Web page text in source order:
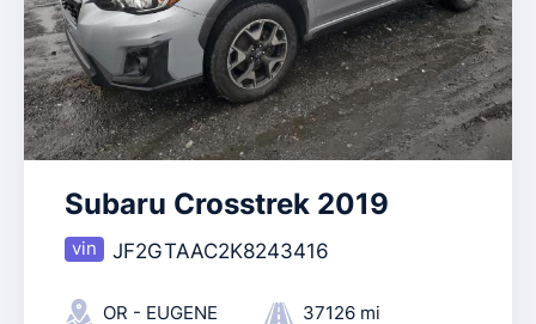
Subaru Crosstrek 2019
JF2GTAAC2K8243416
OR - EUGENE
37126 mi